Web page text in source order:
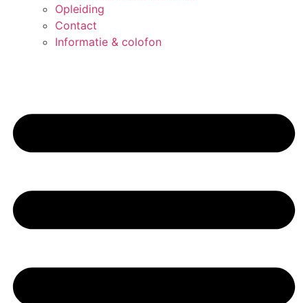
Opleiding
Contact
Informatie & colofon